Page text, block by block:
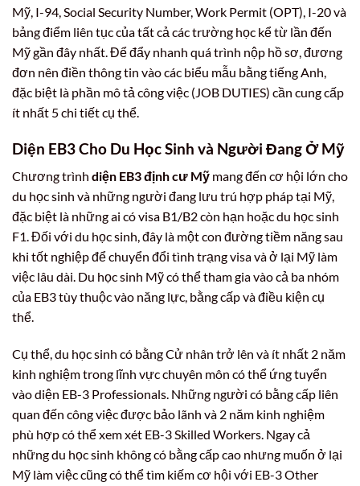
Mỹ, I-94, Social Security Number, Work Permit (OPT), I-20 và
bảng điểm liên tục của tất cả các trường học kể từ lần đến
Mỹ gần đây nhất. Để đẩy nhanh quá trình nộp hồ sơ, đương
đơn nên điền thông tin vào các biểu mẫu bằng tiếng Anh,
đặc biệt là phần mô tả công việc (JOB DUTIES) cần cung cấp
ít nhất 5 chi tiết cụ thể.
Diện EB3 Cho Du Học Sinh và Người Đang Ở Mỹ
Chương trình diện EB3 định cư Mỹ mang đến cơ hội lớn cho
du học sinh và những người đang lưu trú hợp pháp tại Mỹ,
đặc biệt là những ai có visa B1/B2 còn hạn hoặc du học sinh
F1. Đối với du học sinh, đây là một con đường tiềm năng sau
khi tốt nghiệp để chuyển đổi tình trạng visa và ở lại Mỹ làm
việc lâu dài. Du học sinh Mỹ có thể tham gia vào cả ba nhóm
của EB3 tùy thuộc vào năng lực, bằng cấp và điều kiện cụ
thể.
Cụ thể, du học sinh có bằng Cử nhân trở lên và ít nhất 2 năm
kinh nghiệm trong lĩnh vực chuyên môn có thể ứng tuyển
vào diện EB-3 Professionals. Những người có bằng cấp liên
quan đến công việc được bảo lãnh và 2 năm kinh nghiệm
phù hợp có thể xem xét EB-3 Skilled Workers. Ngay cả
những du học sinh không có bằng cấp cao nhưng muốn ở lại
Mỹ làm việc cũng có thể tìm kiếm cơ hội với EB-3 Other